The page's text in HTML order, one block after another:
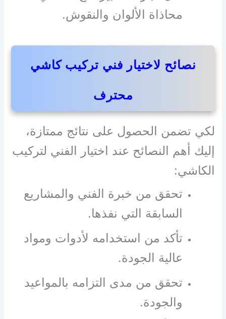
محاذاة الألوان والنقوش.
نصائح لاختيار فني تركيب كاشي
محترف
لكي تضمن الحصول على نتائج ممتازة،
إليك أهم النصائح عند اختيار الفني لتركيب
الكاشي:
تحقق من خبرة الفني والمشاريع
السابقة التي نفذها.
تأكد من استخدامه لأدوات ومواد
عالية الجودة.
تحقق من مدى التزامه بالمواعيد
والجودة.